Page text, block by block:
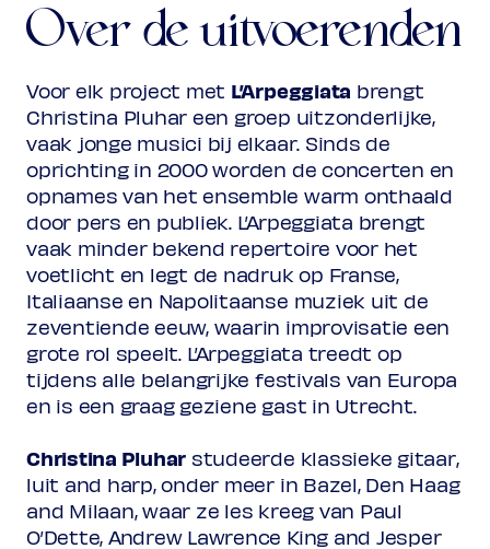
Antonio Bertali / arr. Christina
Pluhar & Doron Sherwin
Sonata à 6 d-min
1605-1669
Francesco Lucio
Tormento severo
(uit:Il Medoro , 1658)
ca. 1628-1658
Francesco Cavalli / arr. Christina Pluhar
Che citta
(uit:L’Ormindo, 1644)
Antonio Cesti / arr. Christina Pluhar
Sinfonia avanti al Prologo
Discioglietevi pure
(uit: L’Argia)
Over de uitvoerenden
Voor elk project met L’Arpeggiata brengt
Christina Pluhar een groep uitzonderlijke,
vaak jonge musici bij elkaar. Sinds de
oprichting in 2000 worden de concerten en
opnames van het ensemble warm onthaald
door pers en publiek. L’Arpeggiata brengt
vaak minder bekend repertoire voor het
voetlicht en legt de nadruk op Franse,
Italiaanse en Napolitaanse muziek uit de
zeventiende eeuw, waarin improvisatie een
grote rol speelt. L’Arpeggiata treedt op
tijdens alle belangrijke festivals van Europa
en is een graag geziene gast in Utrecht.
Christina Pluhar studeerde klassieke gitaar,
luit and harp, onder meer in Bazel, Den Haag
and Milaan, waar ze les kreeg van Paul
O’Dette, Andrew Lawrence King and Jesper